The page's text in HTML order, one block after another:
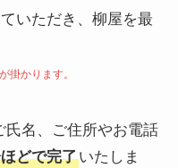
いただき、柳屋を最
かります。
名、ご住所やお電話
どで完了いたしま